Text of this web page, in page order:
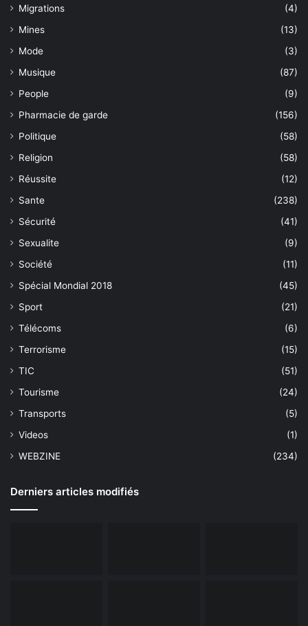
Migrations
(4)
Mines
(13)
Mode
(3)
Musique
(87)
People
(9)
Pharmacie de garde
(156)
Politique
(58)
Religion
(58)
Réussite
(12)
Sante
(238)
Sécurité
(41)
Sexualite
(9)
Société
(11)
Spécial Mondial 2018
(45)
Sport
(21)
Télécoms
(6)
Terrorisme
(15)
TIC
(51)
Tourisme
(24)
Transports
(5)
Videos
(1)
WEBZINE
(234)
Derniers articles modifiés